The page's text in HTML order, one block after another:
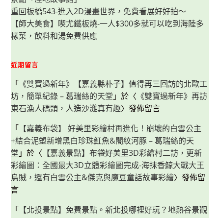
重回板橋543-進入2D漫畫世界，免費看展好好拍～
【師大美食】喫尤鐵板燒-一人$300多就可以吃到海陸多
樣菜，飲料和湯免費供應
近期留言
「 《雙寶過新年》【嘉義縣朴子】值得再三回訪的北歐工
坊，簡單紀錄 – 葛瑞絲的天堂 」於〈 《雙寶過新年》再訪
東石漁人碼頭，人造沙灘真有趣〉發佈留言
「 【嘉義布袋】 好美里彩繪村再進化！崩壞的白雪公主
+結合泥塑新增黑白珍珠魟魚&闇紋河豚 – 葛瑞絲的天
堂 」於〈 【嘉義景點】布袋好美里3D彩繪村二訪，更新
彩繪圖：全國最大3D立體彩繪圖完成-海抹香鯨大戰大王
烏賊，還有白雪公主&傑克與魔豆童話故事彩繪〉發佈留
言
「 【北投景點】免費景點。新北投哪裡好玩？地熱谷景觀